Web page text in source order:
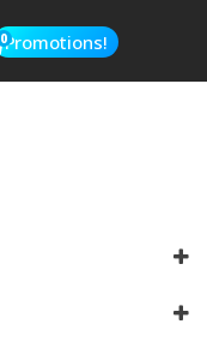
0Promotions!